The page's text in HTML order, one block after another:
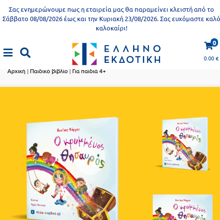
Σας ενημερώνουμε πως η εταιρεία μας θα παραμείνει κλειστή από το
Σάββατο 08/08/2026 έως και την Κυριακή 23/08/2026. Σας ευχόμαστε καλό
καλοκαίρι!
0
0.00€
X
ενήλικες
Αποκλειστική
διάθεση
Trivia
Books
- Η
γνώση
είναι
Προδημοτική
εκπαίδευση
αφίσες
Βιβλία
νηπιαγωγείου
Ελληνίζειν
Δημοτικό
Α΄
Τάξη
Παιδικό βιβλίο
Αρχική | Παιδικό βιβλίο | Για παιδιά 4+